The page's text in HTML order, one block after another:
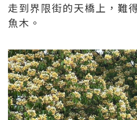
走到界限街的天橋上，難
魚木。